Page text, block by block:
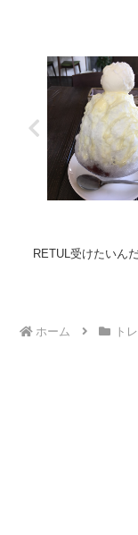
RETUL受けたいん
ホーム ト